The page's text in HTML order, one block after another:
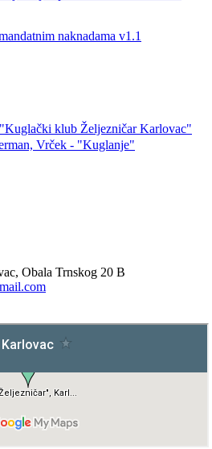
naknadama v1.1
klub Željezničar Karlovac"
Vrček - "Kuglanje"
Obala Trnskog 20 B